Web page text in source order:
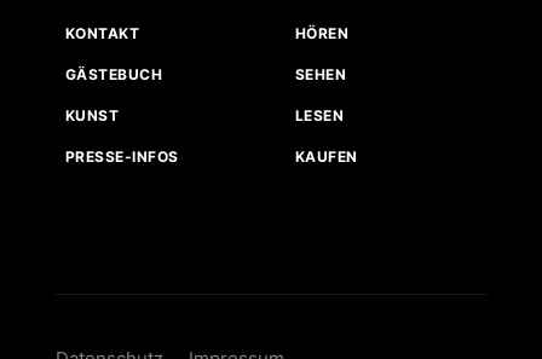
KONTAKT
GÄSTEBUCH
KUNST
PRESSE-INFOS
HÖREN
SEHEN
LESEN
KAUFEN